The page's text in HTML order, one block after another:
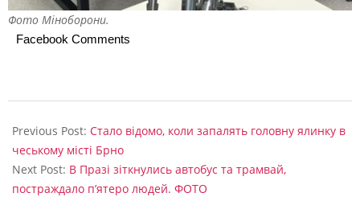
т
и
Є
б
а
ж
Фото Міноборони.
Facebook Comments
11-
12
Previous Post: Стало відомо, коли запалять головну ялинку в
чеському місті Брно
Next Post: В Празі зіткнулись автобус та трамвай,
постраждало п’ятеро людей. ФОТО